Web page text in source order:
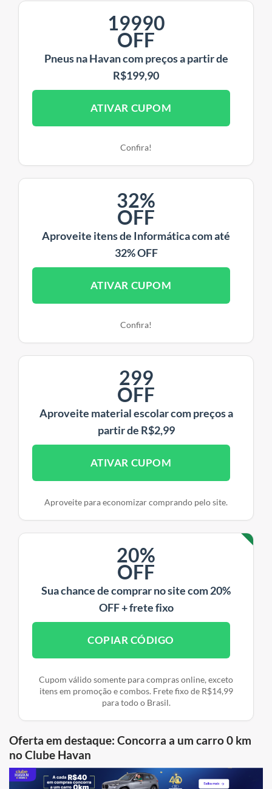
19990
OFF
Pneus na Havan com preços a partir de
R$199,90
ATIVAR CUPOM
Confira!
32%
OFF
Aproveite itens de Informática com até
32% OFF
ATIVAR CUPOM
Confira!
299
OFF
Aproveite material escolar com preços a
partir de R$2,99
ATIVAR CUPOM
Aproveite para economizar comprando pelo site.
20%
OFF
Sua chance de comprar no site com 20%
OFF + frete fixo
COPIAR CÓDIGO
Cupom válido somente para compras online, exceto
itens em promoção e combos. Frete fixo de R$14,99
para todo o Brasil.
Oferta em destaque: Concorra a um carro 0 km
no Clube Havan